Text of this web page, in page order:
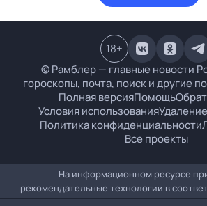
© Рамблер — главные новости
гороскопы, почта, поиск и другие
Полная версияПомощь
Условия использования
Политика конфиденциальности
Все проекты
18+
На информационном ресурсе
рекомендательные технологии в